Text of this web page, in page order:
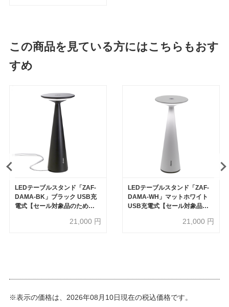
この商品を見ている方にはこちらもおす
すめ
LEDテーブルスタンド「ZAF-
DAMA-BK」ブラック USB充
電式【セール対象品のため
21,000 円
LEDテーブルスタンド「ZAF-
DAMA-WH」マットホワイト
USB充電式【セール対象品の
21,000 円
※表示の価格は、2026年08月10日現在の税込価格です。